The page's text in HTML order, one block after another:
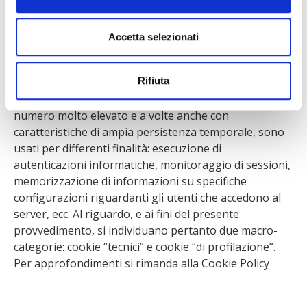
Accetta selezionati
Rifiuta
terminale anche cookie che vengono inviati da siti o da
web server diversi (c.d. “terze parti”), sui quali possono
mappe, suoni, specifici link a pagine di altri domini)
presenti sul sito che lo stesso sta visitando. I cookie,
solitamente presenti nei browser degli utenti in
numero molto elevato e a volte anche con
caratteristiche di ampia persistenza temporale, sono
usati per differenti finalità: esecuzione di
autenticazioni informatiche, monitoraggio di sessioni,
memorizzazione di informazioni su specifiche
configurazioni riguardanti gli utenti che accedono al
server, ecc. Al riguardo, e ai fini del presente
provvedimento, si individuano pertanto due macro-
categorie: cookie “tecnici” e cookie “di profilazione”.
Per approfondimenti si rimanda alla Cookie Policy